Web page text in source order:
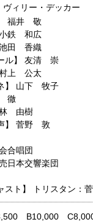
ヴィリー・デッカー
福井 敬
鉄 和広
田 香織
ル】友清 崇
上 公太
】 山下 牧子
徹
由樹
】菅野 敦
合唱団
日本交響楽団
スト】 トリスタン
B10,000